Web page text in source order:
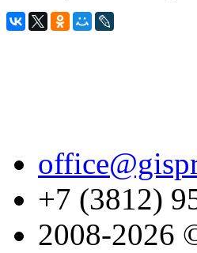
+7 (3812)
2008-2026